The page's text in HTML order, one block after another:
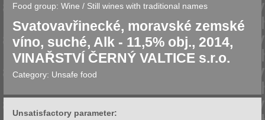
Food group: Wine / Still wines with traditional names
Svatovavřinecké, moravské zemské
víno, suché, Alk - 11,5% obj., 2014,
VINAŘSTVÍ ČERNÝ VALTICE s.r.o.
Category: Unsafe food
Unsatisfactory parameter: